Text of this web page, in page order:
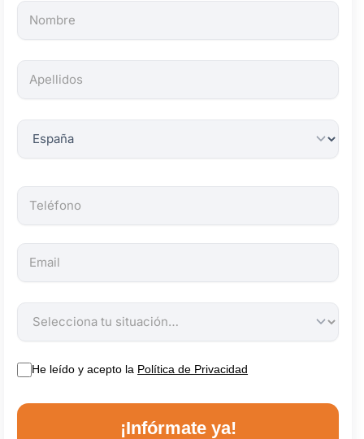
los
son
obligatorios.
He leído y acepto la Política de Privacidad
¡Infórmate ya!